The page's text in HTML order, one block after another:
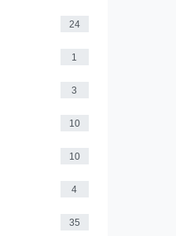
24
1
3
10
10
4
35